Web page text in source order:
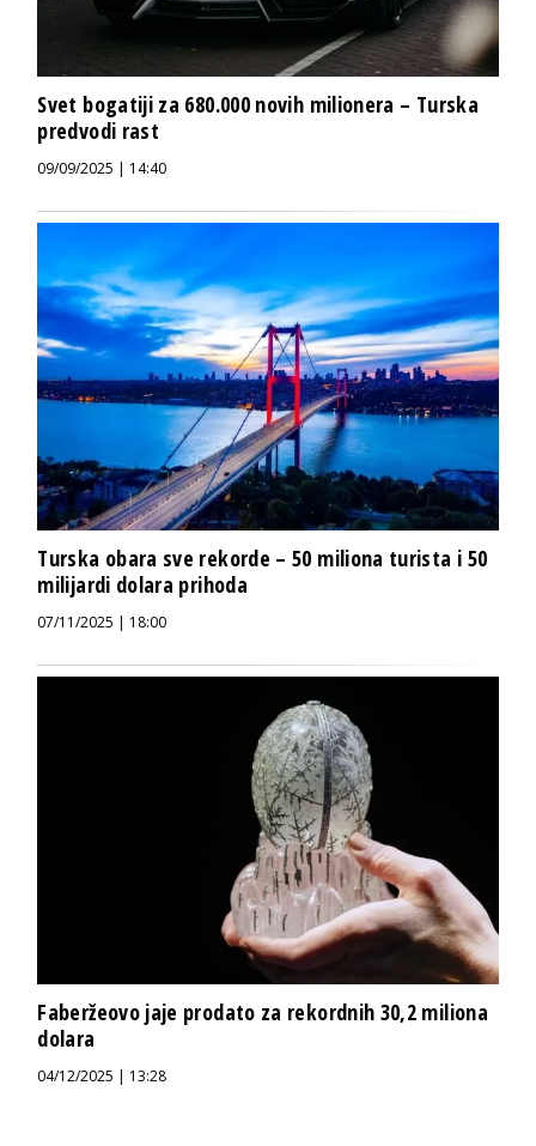
Svet bogatiji za 680.000 novih milionera – Turska
predvodi rast
09/09/2025 | 14:40
Turska obara sve rekorde – 50 miliona turista i 50
milijardi dolara prihoda
07/11/2025 | 18:00
Faberžeovo jaje prodato za rekordnih 30,2 miliona
dolara
04/12/2025 | 13:28